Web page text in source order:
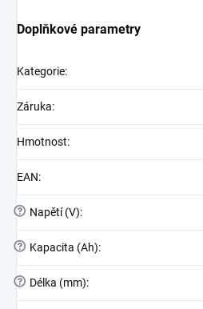
Doplňkové parametry
Kategorie:
Záruka:
Hmotnost:
EAN:
? Napětí (V):
? Kapacita (Ah):
? Délka (mm):